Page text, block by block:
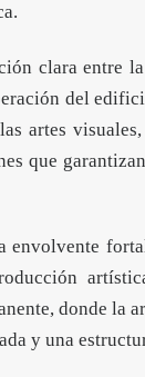
clara entre
del
artes
que
envolvente
donde la
y una